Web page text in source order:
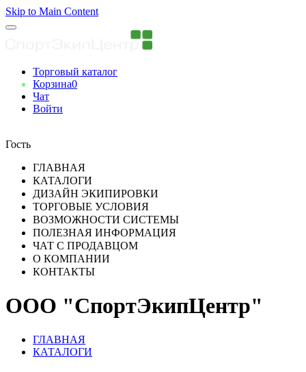
Skip to Main Content
Торговый каталог
Корзина0
Чат
Войти
Гость
ГЛАВНАЯ
КАТАЛОГИ
ДИЗАЙН ЭКИПИРОВКИ
ТОРГОВЫЕ УСЛОВИЯ
ВОЗМОЖНОСТИ СИСТЕМЫ
ПОЛЕЗНАЯ ИНФОРМАЦИЯ
ЧАТ С ПРОДАВЦОМ
О КОМПАНИИ
КОНТАКТЫ
ООО "СпортЭкипЦентр"
ГЛАВНАЯ
КАТАЛОГИ